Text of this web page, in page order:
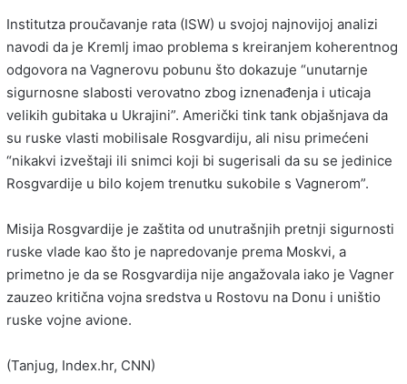
Institutza proučavanje rata (ISW) u svojoj najnovijoj analizi
navodi da je Kremlj imao problema s kreiranjem koherentnog
odgovora na Vagnerovu pobunu što dokazuje “unutarnje
sigurnosne slabosti verovatno zbog iznenađenja i uticaja
velikih gubitaka u Ukrajini”. Američki tink tank objašnjava da
su ruske vlasti mobilisale Rosgvardiju, ali nisu primećeni
“nikakvi izveštaji ili snimci koji bi sugerisali da su se jedinice
Rosgvardije u bilo kojem trenutku sukobile s Vagnerom”.
Misija Rosgvardije je zaštita od unutrašnjih pretnji sigurnosti
ruske vlade kao što je napredovanje prema Moskvi, a
primetno je da se Rosgvardija nije angažovala iako je Vagner
zauzeo kritična vojna sredstva u Rostovu na Donu i uništio
ruske vojne avione.
(Tanjug, Index.hr, CNN)